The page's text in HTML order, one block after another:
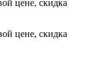
цене, скидка
цене, скидка